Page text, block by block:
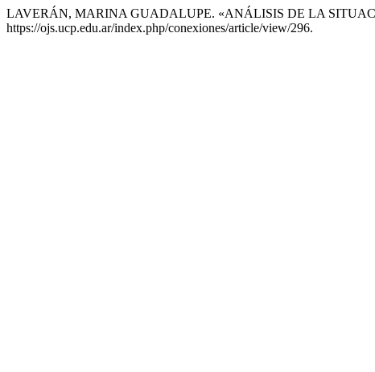
LAVERÁN, MARINA GUADALUPE. «ANÁLISIS DE LA
https://ojs.ucp.edu.ar/index.php/conexiones/article/view/296.